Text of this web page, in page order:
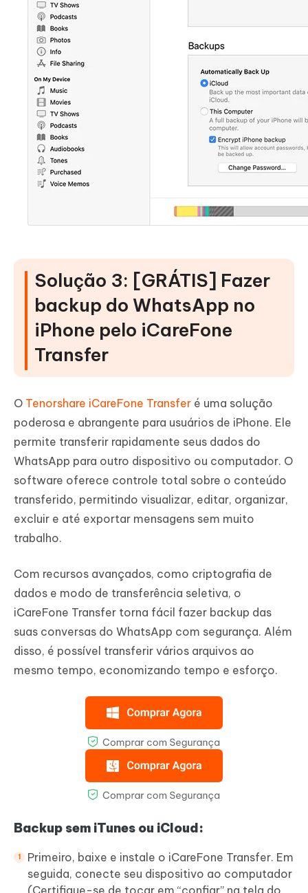
Solução 3: [GRÁTIS] Fazer
backup do WhatsApp no
iPhone pelo iCareFone
Transfer
O Tenorshare iCareFone Transfer é uma solução
poderosa e abrangente para usuários de iPhone. Ele
permite transferir rapidamente seus dados do
WhatsApp para outro dispositivo ou computador. O
software oferece controle total sobre o conteúdo
transferido, permitindo visualizar, editar, organizar,
excluir e até exportar mensagens sem muito
trabalho.
Com recursos avançados, como criptografia de
dados e modo de transferência seletiva, o
iCareFone Transfer torna fácil fazer backup das
suas conversas do WhatsApp com segurança. Além
disso, é possível transferir vários arquivos ao
mesmo tempo, economizando tempo e esforço.
Backup sem iTunes ou iCloud:
Primeiro, baixe e instale o iCareFone Transfer. Em
seguida, conecte seu dispositivo ao computador